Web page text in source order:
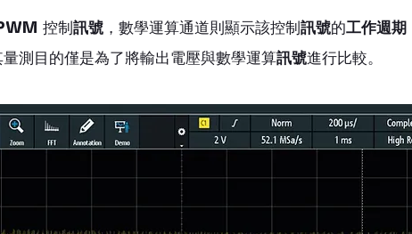
控制 訊號 ，數學運算通道則顯示該控制 訊號的工作週期
測目的僅是為了將輸出電壓與數學運算訊號進行比較。